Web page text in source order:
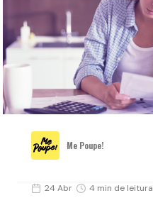
Me Poupe!
24 Abr 4 min de leitura